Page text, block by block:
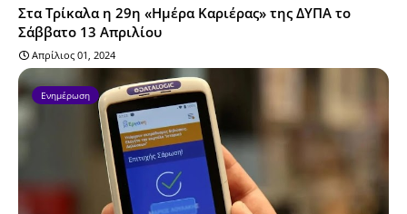
Στα Τρίκαλα η 29η «Ημέρα Καριέρας» της ΔΥΠΑ το
Σάββατο 13 Απριλίου
Απρίλιος 01, 2024
Ενημέρωση